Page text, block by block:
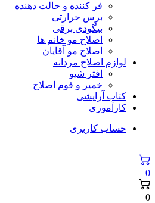
فر کننده و حالت دهنده
برس حرارتی
بیگودی برقی
اصلاح مو خانم ها
اصلاح مو آقایان
لوازم اصلاح مردانه
افتر شیو
خمیر و فوم اصلاح
کتاب آرایشی
کارآموزی
حساب کاربری
0
0